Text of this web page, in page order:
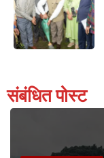
संबंधित पोस्ट